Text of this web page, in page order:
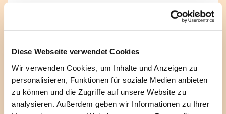
Diese Webseite verwendet Cookies
Wir verwenden Cookies, um Inhalte und Anzeigen zu
personalisieren, Funktionen für soziale Medien anbieten
zu können und die Zugriffe auf unsere Website zu
analysieren. Außerdem geben wir Informationen zu Ihrer
etwa das Format Open-Stage, bei dem Geflüchtete
ihr Können im Bereich Musik, Tanz, Akrobatik oder
Umständen ebenso zum festen Programm der
Flüchtlingskirche wie der täglich geöffnete
Treffpunkt mit Café oder ein internationales
Dinner.